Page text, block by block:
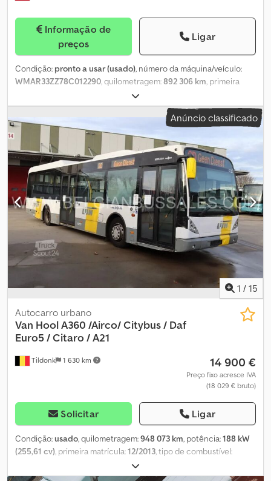
Informação de
preços
Ligar
Condição: pronto a usar (usado), número da máquina/veículo:
WMAR33ZZ78C012290 , quilometragem:892 306 km , primeira
, tipo de combustível:
57, configuração de eixo:2 eixos, classe de emissão:Euro 5, cor:
bege
retardador , tamanho do pneu:295/80 R22.5, Ano
de fabrico:
2010, Equipamento: ABS, aquecedor estacionário, ar
condicionado
, Informamos que o veículo será entregue com o
para-brisas substituído e o dano causado por impacto reparado.
Salientamos que os documentos deste veículo provêm de
Espanha; assim, em caso de venda em Itália, os custos de
nacionalização e matrícula serão da responsabilidade do
comprador. O veículo está disponível pelo preço de Compra
Imediata ou pode enviar a sua proposta e iniciar uma negociação.
Dodjzgv H Djpfx Ah Uock
Anúncio classificado
1 / 15
Tildonk 1 630 km
Autocarro urbano
Van HoolA360 /Airco/ Citybus / Daf
Euro5 / Citaro / A21
14 900 €
Preço fixo acresce IVA
(18 029 € bruto)
Solicitar Ligar
Condição:usado, quilometragem:948 073 km, potência:188 kW
(255,61 cv), primeira matrícula:12/2013, tipo de combustível:
, tipo de engrenagem:
cor:outro, travões:retardador, comprimento total:1 000 mm,